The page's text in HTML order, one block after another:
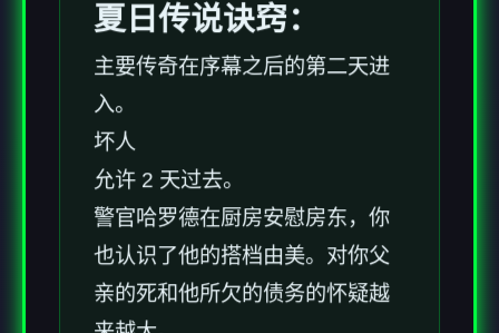
夏日传说诀窍：
主要传奇在序幕之后的第二天进
入。
坏人
允许 2 天过去。
警官哈罗德在厨房安慰房东，你
也认识了他的搭档由美。对你父
亲的死和他所欠的债务的怀疑越